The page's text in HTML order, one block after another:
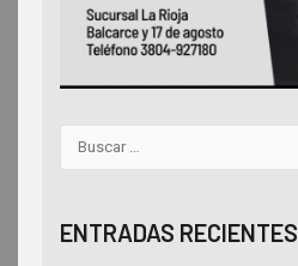
ENTRADAS RECIENTES